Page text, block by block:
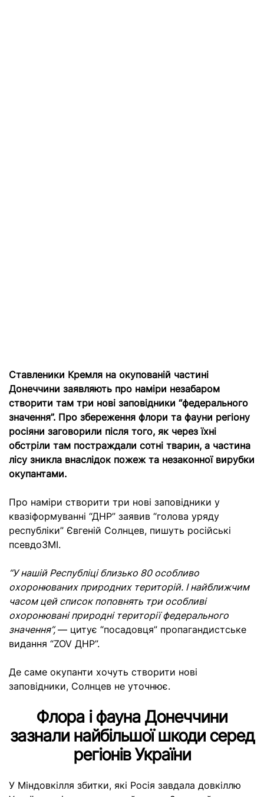
Ставленики Кремля на окупованій частині
Донеччини заявляють про наміри незабаром
створити там три нові заповідники “федерального
значення”. Про збереження флори та фауни регіону
росіяни заговорили після того, як через їхні
обстріли там постраждали сотні тварин, а частина
лісу зникла внаслідок пожеж та незаконної вирубки
окупантами.
Про наміри створити три нові заповідники у
квазіформуванні “ДНР” заявив “голова уряду
республіки” Євгеній Солнцев, пишуть російські
псевдоЗМІ.
“У нашій Республіці близько 80 особливо
охоронюваних природних територій. І найближчим
часом цей список поповнять три особливі
охоронювані природні території федерального
значення”, — цитує “посадовця” пропагандистське
видання “ZOV ДНР”.
Де саме окупанти хочуть створити нові
заповідники, Солнцев не уточнює.
Флора і фауна Донеччини
зазнали найбільшої шкоди серед
регіонів України
У Міндовкілля збитки, які Росія завдала довкіллю